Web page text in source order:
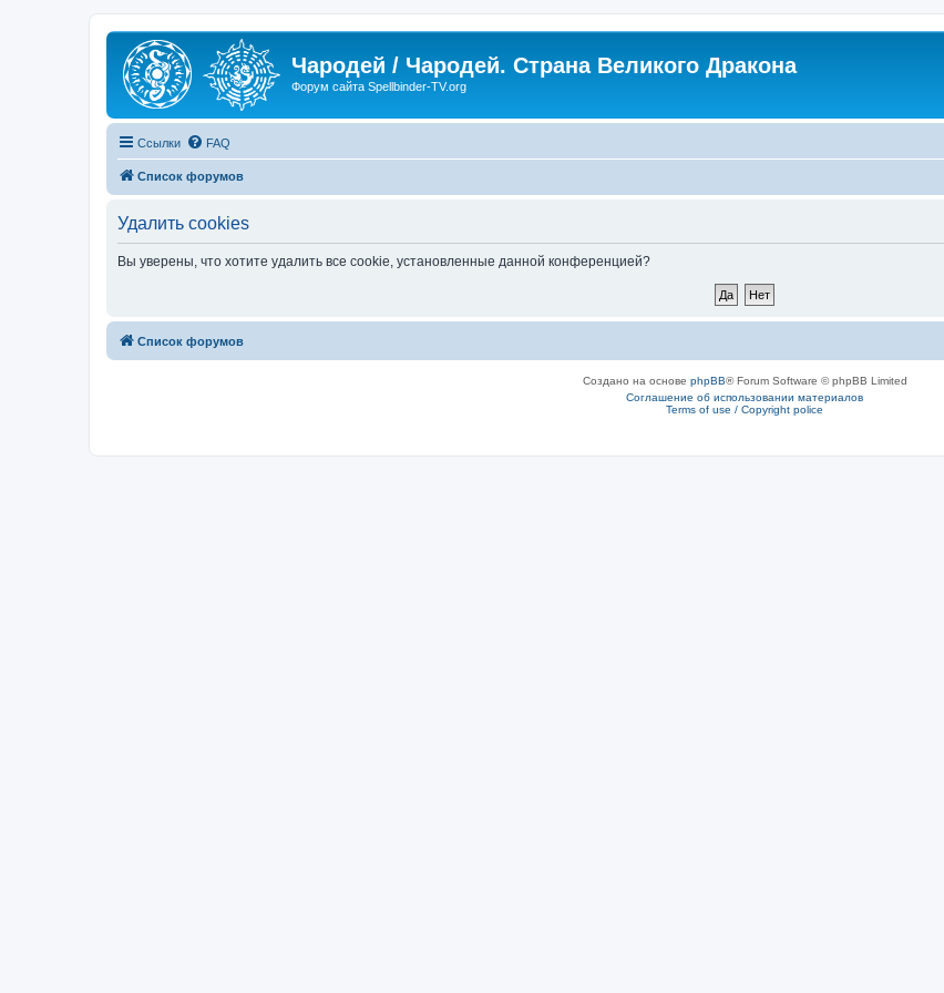
Чародей / Чародей. Страна Великого Дракона
Форум сайта Spellbinder-TV.org
Ссылки FAQ
Список форумов
Удалить cookies
Вы уверены, что хотите удалить все cookie, установленные данной конференцией?
Список форумов
Создано на основе phpBB® Forum Software © phpBB Limited
Соглашение об использовании материалов
Terms of use / Copyright police